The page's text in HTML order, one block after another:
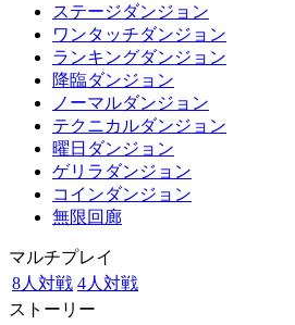
ステージダンジョン
ワンタッチダンジョン
ランキングダンジョン
降臨ダンジョン
ノーマルダンジョン
テクニカルダンジョン
曜日ダンジョン
ゲリラダンジョン
コインダンジョン
無限回廊
マルチプレイ
8人対戦 4人対戦
ストーリー